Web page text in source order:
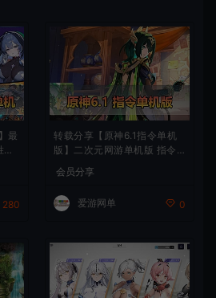
最
教
280
转载分享【原神6.1指令单机
版】二次元网游单机版 指令
背包 抽卡 商店 MOD 未亲测
图文教学
会员分享
爱游网单 0